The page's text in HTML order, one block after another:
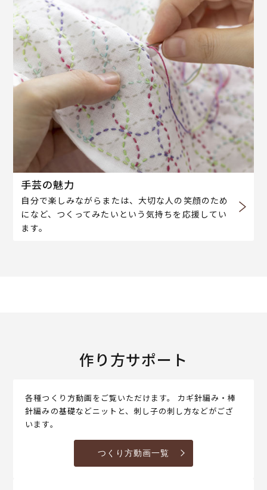
手芸の魅力
自分で楽しみながらまたは、大切な人の笑顔のため
になど、つくってみたいという気持ちを応援してい
ます。
作り方サポート
各種つくり方動画をご覧いただけます。 カギ針編み・棒
針編みの基礎などニットと、刺し子の刺し方などがござ
います。
つくり方動画一覧